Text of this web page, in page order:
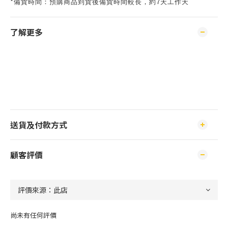
備貨時間：預購商品到貨後備貨時間較長，約 天工作天
了解更多
送貨及付款方式
顧客評價
尚未有任何評價